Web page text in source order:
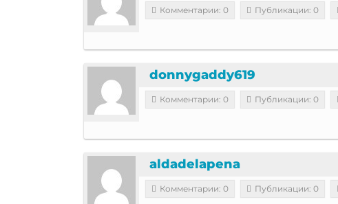
Комментарии: 0 Публикации: 0
donnygaddy619
Комментарии: 0 Публикации: 0
aldadelapena
Комментарии: 0 Публикации: 0